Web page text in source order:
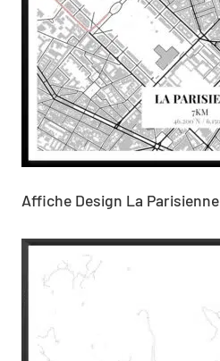
Affiche Design La Parisienne